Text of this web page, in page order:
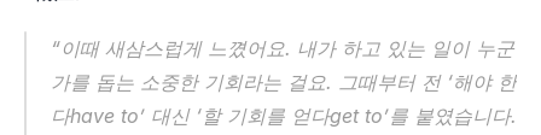
“이때 새삼스럽게 느꼈어요. 내가 하고 있는 일이 누군
가를 돕는 소중한 기회라는 걸요. 그때부터 전 ‘해야 한
다have to’ 대신 ‘할 기회를 얻다get to’를 붙였습니다.